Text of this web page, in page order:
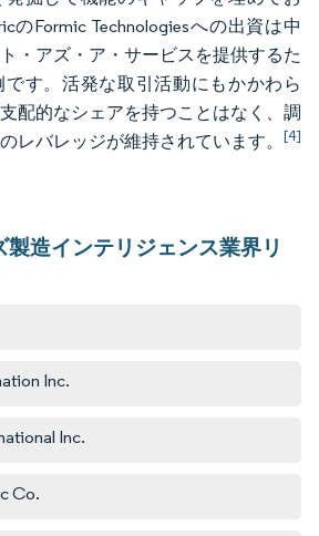
のFormic Technologiesへの出資は中
・アズ・ア・サービスを提供するた
す。活発な取引活動にもかかわら
配的なシェアを持つことはなく、調
レバレッジが維持されています。 [4]
造インテリジェンス業界リ
Inc.
Inc.
Co.